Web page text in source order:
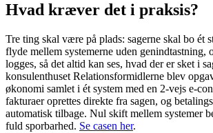
Hvad kræver det i praksis?
Tre ting skal være på plads: sagerne skal bo ét
flyde mellem systemerne uden genindtastning,
logges, så det altid kan ses, hvad der er sket i
konsulenthuset Relationsformidlerne blev
økonomi samlet i ét system med en 2-vejs e-
fakturaer oprettes direkte fra sagen, og
automatisk tilbage. Nul skift mellem systemer
fuld sporbarhed. Se casen her.